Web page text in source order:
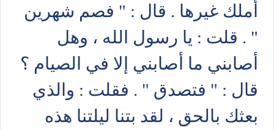
أملك غيرها . قال : " فصم شهرين
" . قلت : يا رسول الله ، وهل
أصابني ما أصابني إلا في الصيام ؟
قال : " فتصدق " . فقلت : والذي
بعثك بالحق ، لقد بتنا ليلتنا هذه